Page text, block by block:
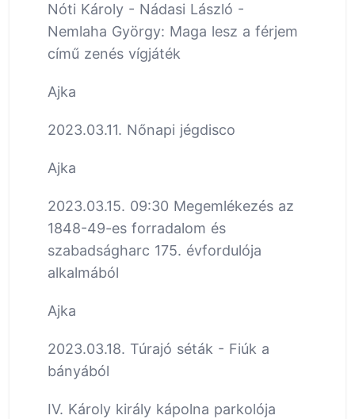
Nóti Károly - Nádasi László -
Nemlaha György: Maga lesz a férjem
című zenés vígjáték
Ajka
2023.03.11. Nőnapi jégdisco
Ajka
2023.03.15. 09:30 Megemlékezés az
1848-49-es forradalom és
szabadságharc 175. évfordulója
alkalmából
Ajka
2023.03.18. Túrajó séták - Fiúk a
bányából
IV. Károly király kápolna parkolója